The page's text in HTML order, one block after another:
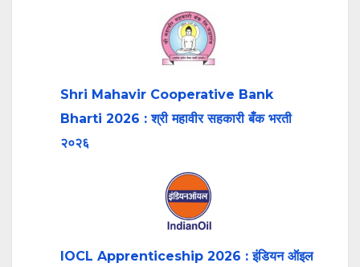
Shri Mahavir Cooperative Bank
Bharti 2026 : श्री महावीर सहकारी बँक भरती
२०२६
IOCL Apprenticeship 2026 : इंडियन ऑइल